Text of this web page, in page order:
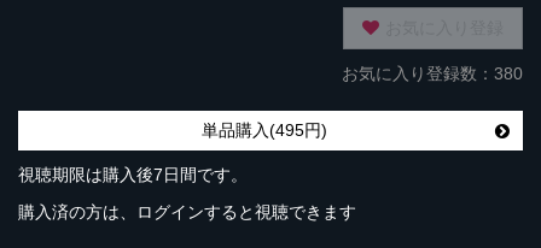
お気に入り登録数：380
単品購入(495円)
視聴期限は購入後7日間です。
購入済の方は、ログインすると視聴できます